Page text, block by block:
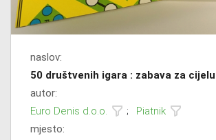
naslov:
50 društvenih igara : zabava za
autor:
Euro Denis d.o.o.
;
Piatnik
mjesto: